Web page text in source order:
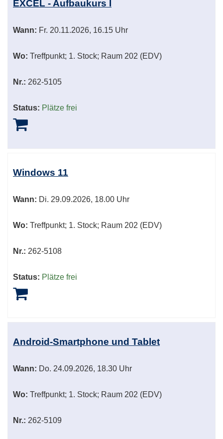
EXCEL - Aufbaukurs I
Wann: Fr. 20.11.2026, 16.15 Uhr
Wo: Treffpunkt; 1. Stock; Raum 202 (EDV)
Nr.: 262-5105
Status: Plätze frei
Windows 11
Wann: Di. 29.09.2026, 18.00 Uhr
Wo: Treffpunkt; 1. Stock; Raum 202 (EDV)
Nr.: 262-5108
Status: Plätze frei
Android-Smartphone und Tablet
Wann: Do. 24.09.2026, 18.30 Uhr
Wo: Treffpunkt; 1. Stock; Raum 202 (EDV)
Nr.: 262-5109